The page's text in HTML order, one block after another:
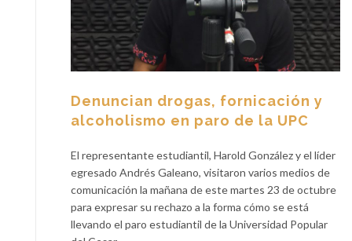
Denuncian drogas, fornicación y
alcoholismo en paro de la UPC
El representante estudiantil, Harold González y el líder
egresado Andrés Galeano, visitaron varios medios de
comunicación la mañana de este martes 23 de octubre
para expresar su rechazo a la forma cómo se está
llevando el paro estudiantil de la Universidad Popular